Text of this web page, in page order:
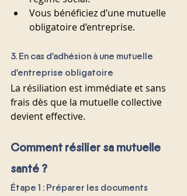
Vous bénéficiez d’une mutuelle
obligatoire d’entreprise.
3. En cas d’adhésion à une mutuelle
d’entreprise obligatoire
La résiliation est immédiate et sans
frais dès que la mutuelle collective
devient effective.
Comment résilier sa mutuelle
santé ?
Étape 1 : Préparer les documents